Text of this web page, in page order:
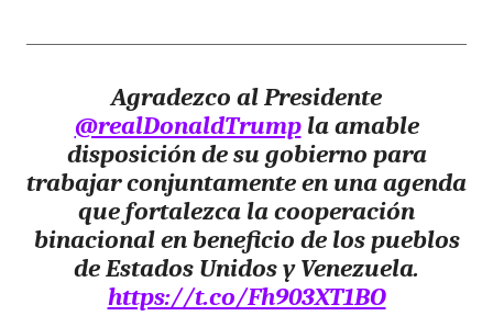
Agradezco al Presidente
@realDonaldTrumpla amable
disposición de su gobierno para
trabajar conjuntamente en una agenda
que fortalezca la cooperación
binacional en beneficio de los pueblos
de Estados Unidos y Venezuela.
https://t.co/Fh903XT1BO